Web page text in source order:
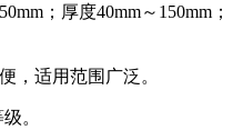
；厚度40mm～150mm；
，适用范围广泛。
。